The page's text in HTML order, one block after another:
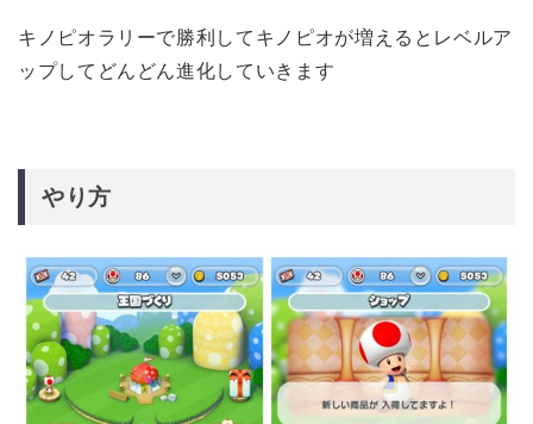
キノピオラリーで勝利してキノピオが増えるとレベルア
ップしてどんどん進化していきます
やり方